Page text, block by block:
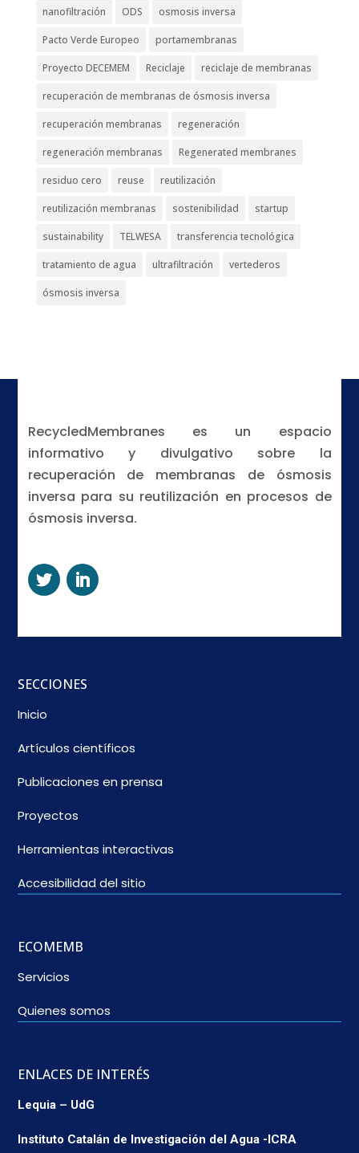
nanofiltración ODS osmosis inversa
Pacto Verde Europeo portamembranas
Proyecto DECEMEM Reciclaje reciclaje de membranas
recuperación de membranas de ósmosis inversa
recuperación membranas regeneración
regeneración membranas Regenerated membranes
residuo cero reuse reutilización
reutilización membranas sostenibilidad startup
sustainability TELWESA transferencia tecnológica
tratamiento de agua ultrafiltración vertederos
ósmosis inversa
RecycledMembranes es un espacio
informativo y divulgativo sobre la
recuperación de membranas de ósmosis
inversa para su reutilización en procesos de
ósmosis inversa.
SECCIONES
Inicio
Artículos científicos
Publicaciones en prensa
Proyectos
Herramientas interactivas
Accesibilidad del sitio
ECOMEMB
Servicios
Quienes somos
ENLACES DE INTERÉS
Lequia – UdG
Instituto Catalán de Investigación del Agua -ICRA